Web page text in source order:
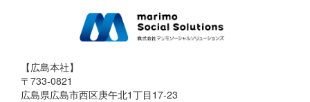
【広島本社】
〒733-0821
広島県広島市西区庚午北1丁目17-23